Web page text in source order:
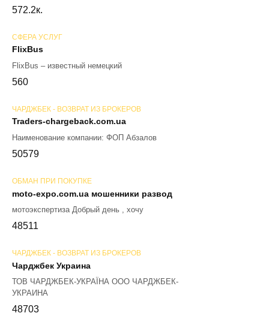
572.2к.
СФЕРА УСЛУГ
FlixBus
FlixBus – известный немецкий
560
ЧАРДЖБЕК - ВОЗВРАТ ИЗ БРОКЕРОВ
Traders-chargeback.com.ua
Наименование компании: ФОП Абзалов
50579
ОБМАН ПРИ ПОКУПКЕ
moto-expo.com.ua мошенники развод
мотоэкспертиза Добрый день , хочу
48511
ЧАРДЖБЕК - ВОЗВРАТ ИЗ БРОКЕРОВ
Чарджбек Украина
ТОВ ЧАРДЖБЕК-УКРАЇНА ООО ЧАРДЖБЕК-
УКРАИНА
48703